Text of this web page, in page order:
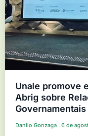
Unale promove
Abrig sobre
Governamentais
Danilo Gonzaga 6 de